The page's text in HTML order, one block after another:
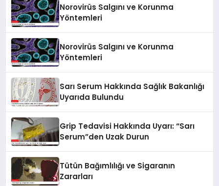
Norovirüs Salgını ve Korunma
Yöntemleri
Norovirüs Salgını ve Korunma
Yöntemleri
Sarı Serum Hakkında Sağlık Bakanlığı
Uyarıda Bulundu
Grip Tedavisi Hakkında Uyarı: “Sarı
Serum”den Uzak Durun
Tütün Bağımlılığı ve Sigaranın
Zararları